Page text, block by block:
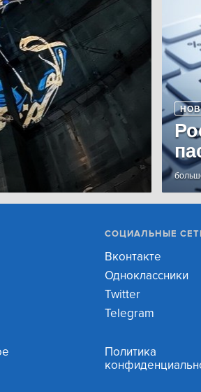
СОЦИАЛЬНЫЕ
Вконтакте
Одноклассники
Twitter
Telegram
Политика